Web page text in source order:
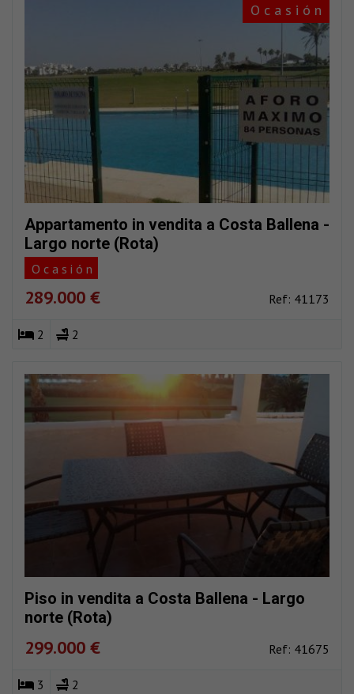
O c a s i ó n
Appartamento in vendita a Costa Ballena -
Largo norte (Rota)
O c a s i ó n
289.000 € Ref: 41173
2 2
Piso in vendita a Costa Ballena - Largo
norte (Rota)
299.000 € Ref: 41675
3 2